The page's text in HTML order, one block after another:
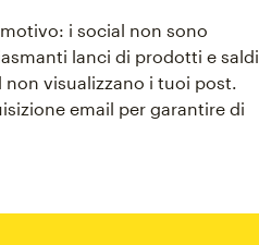
i social non sono
lanci di prodotti e saldi
visualizzano i tuoi post.
email per garantire di